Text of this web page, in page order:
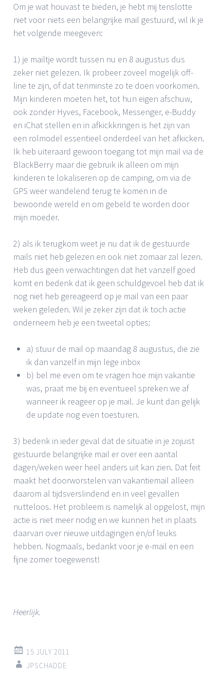
Om je wat houvast te bieden, je hebt mij tenslotte
niet voor niets een belangrijke mail gestuurd, wil ik je
het volgende meegeven:
1) je mailtje wordt tussen nu en 8 augustus dus
zeker niet gelezen. Ik probeer zoveel mogelijk off-
line te zijn, of dat tenminste zo te doen voorkomen.
Mijn kinderen moeten het, tot hun eigen afschuw,
ook zonder Hyves, Facebook, Messenger, e-Buddy
en iChat stellen en in afkickkringen is het zijn van
een rolmodel essentieel onderdeel van het afkicken.
Ik heb uiteraard gewoon toegang tot mijn mail via de
BlackBerry maar die gebruik ik alleen om mijn
kinderen te lokaliseren op de camping, om via de
GPS weer wandelend terug te komen in de
bewoonde wereld en om gebeld te worden door
mijn moeder.
2) als ik terugkom weet je nu dat ik de gestuurde
mails niet heb gelezen en ook niet zomaar zal lezen.
Heb dus geen verwachtingen dat het vanzelf goed
komt en bedenk dat ik geen schuldgevoel heb dat ik
nog niet heb gereageerd op je mail van een paar
weken geleden. Wil je zeker zijn dat ik toch actie
onderneem heb je een tweetal opties:
a) stuur de mail op maandag 8 augustus, die zie
ik dan vanzelf in mijn lege inbox
b) bel me even om te vragen hoe mijn vakantie
was, praat me bij en eventueel spreken we af
wanneer ik reageer op je mail. Je kunt dan gelijk
de update nog even toesturen.
3) bedenk in ieder geval dat de situatie in je zojuist
gestuurde belangrijke mail er over een aantal
dagen/weken weer heel anders uit kan zien. Dat feit
maakt het doorworstelen van vakantiemail alleen
daarom al tijdsverslindend en in veel gevallen
nutteloos. Het probleem is namelijk al opgelost, mijn
actie is niet meer nodig en we kunnen het in plaats
daarvan over nieuwe uitdagingen en/of leuks
hebben. Nogmaals, bedankt voor je e-mail en een
fijne zomer toegewenst!
Heerlijk.
15 JULY 2011
JPSCHADDE